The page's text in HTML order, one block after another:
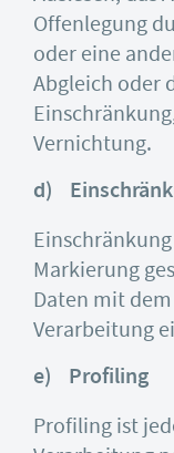
Offenlegung
oder eine
Abgleich oder
Vernichtung.
d)
Markierung
Daten mit
Verarbeitung
e) Profiling
Profiling ist